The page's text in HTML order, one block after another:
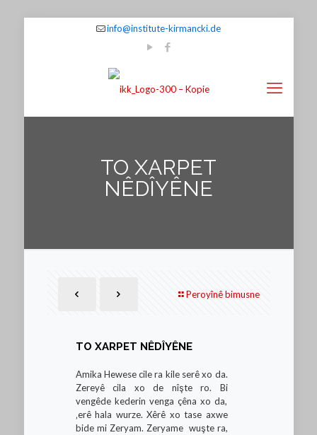
info@institute-kirmancki.de
TO XARPET
NÊDÎYÊNE
Peroyînê bimusne
TO XARPET NÊDÎYÊNE
Amika Hewese cile ra kile serê xo da.
Zereyê cila xo de nîşte ro. Bi
vengêde kederin venga çêna xo da,
‚erê hala wurze. Xêrê xo tase axwe
bide mi Zeryam. Zeryame wuşte ra,